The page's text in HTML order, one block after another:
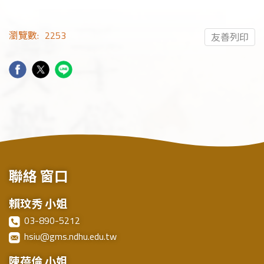
瀏覽數: 2253 友善列印
聯絡窗口
賴玟秀 小姐
03-890-5212
hsiu@gms.ndhu.edu.tw